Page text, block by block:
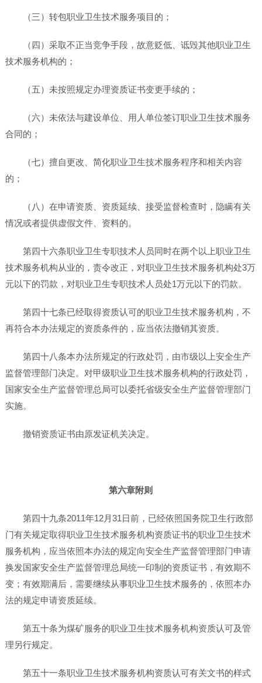
（三）转包职业卫生技术服务项目的；
（四）采取不正当竞争手段，故意贬低、诋毁其他职业卫生
技术服务机构的；
（五）未按照规定办理资质证书变更手续的；
（六）未依法与建设单位、用人单位签订职业卫生技术服务
合同的；
（七）擅自更改、简化职业卫生技术服务程序和相关内容
的；
（八）在申请资质、资质延续、接受监督检查时，隐瞒有关
情况或者提供虚假文件、资料的。
第四十六条职业卫生专职技术人员同时在两个以上职业卫生
技术服务机构从业的，责令改正，对职业卫生技术服务机构处3万
元以下的罚款，对职业卫生专职技术人员处1万元以下的罚款。
第四十七条已经取得资质认可的职业卫生技术服务机构，不
再符合本办法规定的资质条件的，应当依法撤销其资质。
第四十八条本办法所规定的行政处罚，由市级以上安全生产
监督管理部门决定。对甲级职业卫生技术服务机构的行政处罚，
国家安全生产监督管理总局可以委托省级安全生产监督管理部门
实施。
撤销资质证书由原发证机关决定。
第六章附则
第四十九条2011年12月31日前，已经依照国务院卫生行政部
门有关规定取得职业卫生技术服务机构资质证书的职业卫生技术
服务机构，应当依照本办法的规定向安全生产监督管理部门申请
换发国家安全生产监督管理总局统一印制的资质证书，有效期不
变；有效期满后，需要继续从事职业卫生技术服务的，依照本办
法的规定申请资质延续。
第五十条为煤矿服务的职业卫生技术服务机构资质认可及管
理另行规定。
第五十一条职业卫生技术服务机构资质认可有关文书的样式